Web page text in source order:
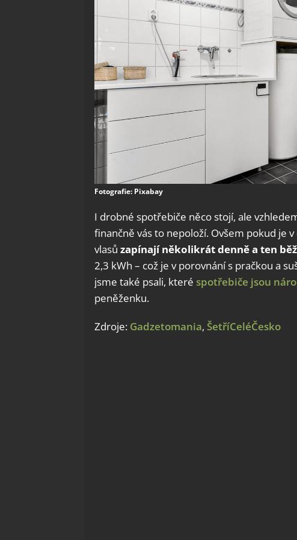
Fotografie: Pixabay
I drobné spotřebiče něco stojí, ale
finančně vás to nepoloží. Ovšem pokud je
vlasů zapínají několikrát denně a ten
2,3 kWh – což je v porovnání s pračkou a
jsme také psali, které spotřebiče jsou
peněženku.
Zdroje: Gadzetomania, ŠetříCeléČesko